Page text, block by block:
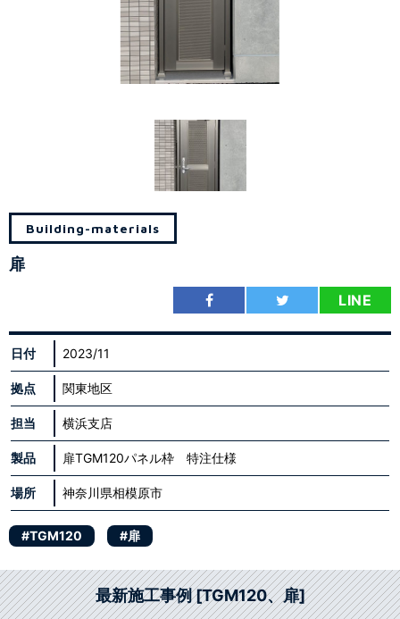
Building-materials
扉
LINE
日付 2023/11
拠点 関東地区
担当 横浜支店
製品 扉TGM120パネル枠 特注仕様
場所 神奈川県相模原市
#TGM120 #扉
最新施工事例 [TGM120、扉]